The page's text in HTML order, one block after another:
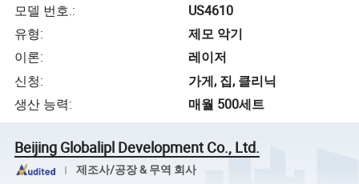
모델 번호.:
US4610
유형:
제모 악기
이론:
레이저
신청:
가게, 집, 클리닉
생산 능력: 매월 500세트
Beijing Globalipl Development Co., Ltd.
제조사/공장 & 무역 회사